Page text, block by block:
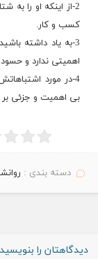
2-از اینكه او را
كسب و كار.
3-به یاد داشته
اهمیتی ندارد و
4-در مورد
بی اهمیت و جزئی بر
دسته بندی :
دیدگاهتان را بنویسید